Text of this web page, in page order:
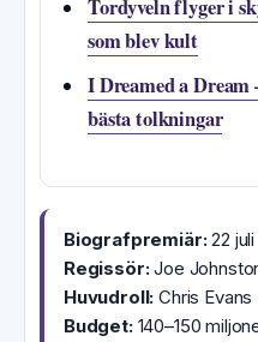
Tordyveln flyger i
som blev kult
I Dreamed a Dream
bästa tolkningar
Biografpremiär:22 juli
Regissör:Joe
Huvudroll: Chris Evans
Budget:140–150